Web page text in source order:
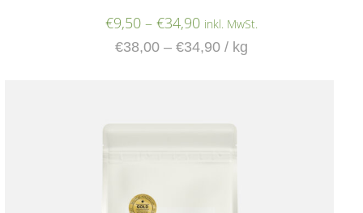
€9,50 – €34,90 inkl. MwSt.
€38,00 – €34,90 / kg